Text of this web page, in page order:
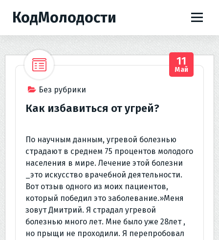
е
КодМолодости
Без рубрики
11
Май
Как избавиться от угрей?
По научным данным, угревой болезнью
страдают в среднем 75 процентов молодого
населения в мире. Лечение этой болезни
_это искусство врачебной деятельности.
Вот отзыв одного из моих пациентов,
который победил это заболевание.»Меня
зовут Дмитрий. Я страдал угревой
болезнью много лет. Мне было уже 28лет ,
но прыщи не проходили. Я перепробовал